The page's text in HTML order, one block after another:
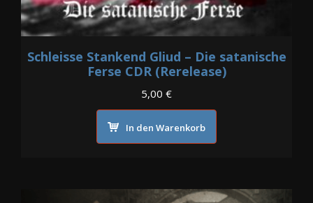
Schleisse Stankend Gliud – Die satanische
Ferse CDR (Rerelease)
5,00 €
In den Warenkorb